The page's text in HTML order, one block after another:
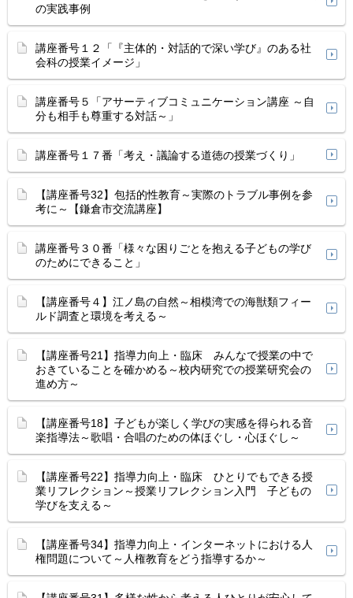
の実践事例
講座番号１２「『主体的・対話的で深い学び』のある社
会科の授業イメージ」
講座番号５「アサーティブコミュニケーション講座 ～自
分も相手も尊重する対話～」
講座番号１７番「考え・議論する道徳の授業づくり」
【講座番号32】包括的性教育～実際のトラブル事例を参
考に～【鎌倉市交流講座】
講座番号３０番「様々な困りごとを抱える子どもの学び
のためにできること」
【講座番号４】江ノ島の自然～相模湾での海獣類フィー
ルド調査と環境を考える～
【講座番号21】指導力向上・臨床 みんなで授業の中で
おきていることを確かめる～校内研究での授業研究会の
進め方～
【講座番号18】子どもが楽しく学びの実感を得られる音
楽指導法～歌唱・合唱のための体ほぐし・心ほぐし～
【講座番号22】指導力向上・臨床 ひとりでもできる授
業リフレクション～授業リフレクション入門 子どもの
学びを支える～
【講座番号34】指導力向上・インターネットにおける人
権問題について～人権教育をどう指導するか～